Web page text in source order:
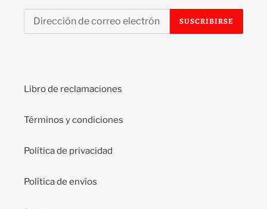
SUSCRIBIRSE
Libro de reclamaciones
Términos y condiciones
Política de privacidad
Política de envíos